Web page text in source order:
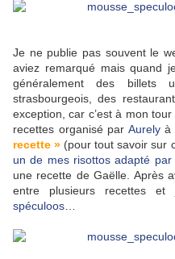
Je ne publie pas souvent le
aviez remarqué mais quand
généralement des billets
strasbourgeois, des
exception, car c’est à mon
recettes organisé par Aurelyà
recette » (pour tout savoir sur
un de mes risottos adapté par
une recette de Gaëlle. Après
entre plusieurs recettes et
spéculoos